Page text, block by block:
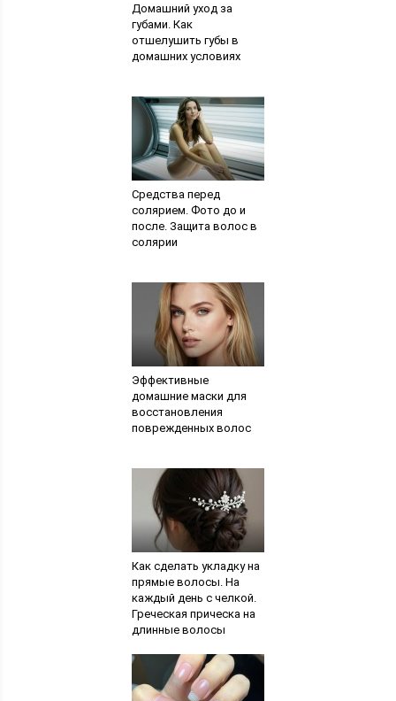
Домашний уход за
губами. Как
отшелушить губы в
домашних условиях
Средства перед
солярием. Фото до и
после. Защита волос в
солярии
Эффективные
домашние маски для
восстановления
поврежденных волос
Как сделать укладку на
прямые волосы. На
каждый день с челкой.
Греческая прическа на
длинные волосы